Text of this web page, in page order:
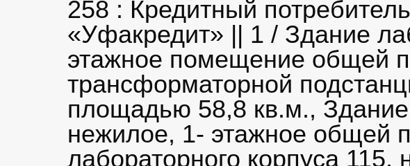
258 : Кредитный
«Уфакредит» || 1 / Здание
этажное помещение общей
трансформаторной
площадью 58,8 кв.м.,
нежилое, 1- этажное общей
лабораторного корпуса